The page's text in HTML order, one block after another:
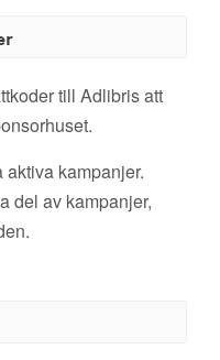
till Adlibris att
kampanjer.
del av kampanjer,